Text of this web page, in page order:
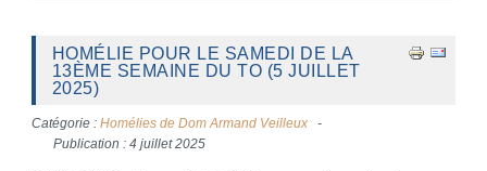
HOMÉLIE POUR LE SAMEDI DE LA
13ÈME SEMAINE DU TO (5 JUILLET
2025)
Catégorie : Homélies de Dom Armand Veilleux
Publication : 4 juillet 2025